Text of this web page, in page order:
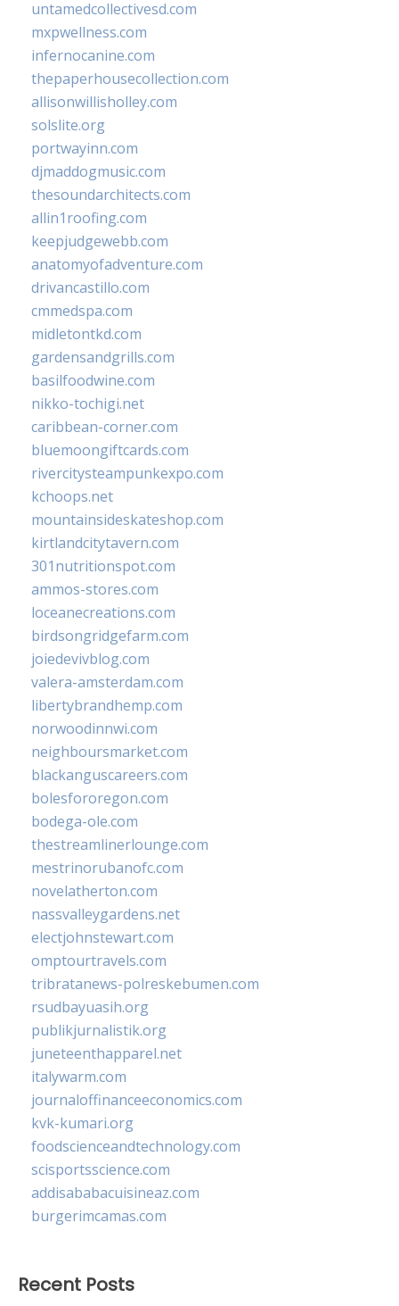
untamedcollectivesd.com
mxpwellness.com
infernocanine.com
thepaperhousecollection.com
allisonwillisholley.com
solslite.org
portwayinn.com
djmaddogmusic.com
thesoundarchitects.com
allin1roofing.com
keepjudgewebb.com
anatomyofadventure.com
drivancastillo.com
cmmedspa.com
midletontkd.com
gardensandgrills.com
basilfoodwine.com
nikko-tochigi.net
caribbean-corner.com
bluemoongiftcards.com
rivercitysteampunkexpo.com
kchoops.net
mountainsideskateshop.com
kirtlandcitytavern.com
301nutritionspot.com
ammos-stores.com
loceanecreations.com
birdsongridgefarm.com
joiedevivblog.com
valera-amsterdam.com
libertybrandhemp.com
norwoodinnwi.com
neighboursmarket.com
blackanguscareers.com
bolesfororegon.com
bodega-ole.com
thestreamlinerlounge.com
mestrinorubanofc.com
novelatherton.com
nassvalleygardens.net
electjohnstewart.com
omptourtravels.com
tribratanews-polreskebumen.com
rsudbayuasih.org
publikjurnalistik.org
juneteenthapparel.net
italywarm.com
journaloffinanceeconomics.com
kvk-kumari.org
foodscienceandtechnology.com
scisportsscience.com
addisababacuisineaz.com
burgerimcamas.com
Recent Posts